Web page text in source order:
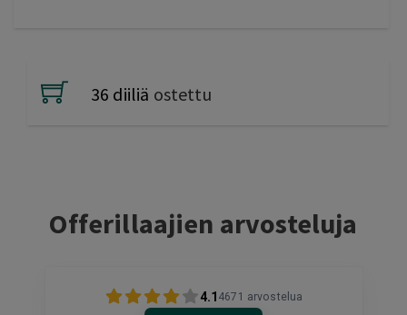
36 diiliä ostettu
Offerillaajien arvosteluja
4.1 4671 arvostelua